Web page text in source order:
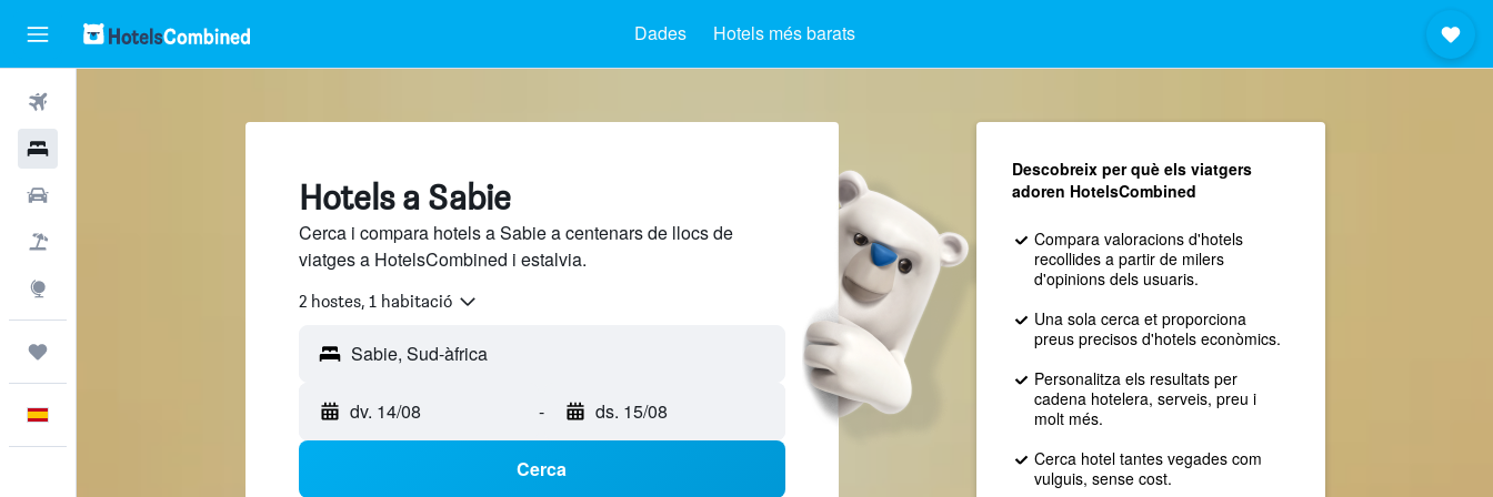
Dades Hotels més barats
Hotels a Sabie
Cerca i compara hotels a Sabie a centenars de llocs de
viatges a HotelsCombined i estalvia.
2 hostes, 1 habitació
dv. 14/08 - ds. 15/08
Cerca
Descobreix per què els viatgers
adoren HotelsCombined
Compara valoracions d'hotels
recollides a partir de milers
d'opinions dels usuaris.
Una sola cerca et proporciona
preus precisos d'hotels econòmics.
Personalitza els resultats per
cadena hotelera, serveis, preu i
molt més.
Cerca hotel tantes vegades com
vulguis, sense cost.